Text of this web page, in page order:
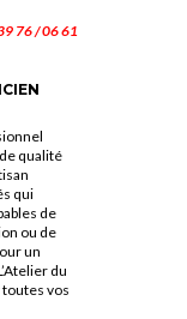
76 / 06 61
qualité
qui
de
ou de
un
du
vos